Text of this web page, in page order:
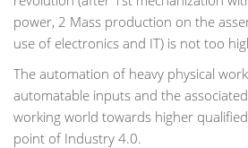
power, 2 Mass production on the
use of electronics and IT) is not too
The automation of heavy physical
automatable inputs and the
working world towards higher
point of Industry 4.0.